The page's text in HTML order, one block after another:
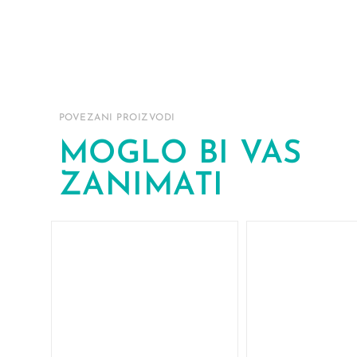
POVEZANI PROIZVODI
MOGLO BI VAS
ZANIMATI